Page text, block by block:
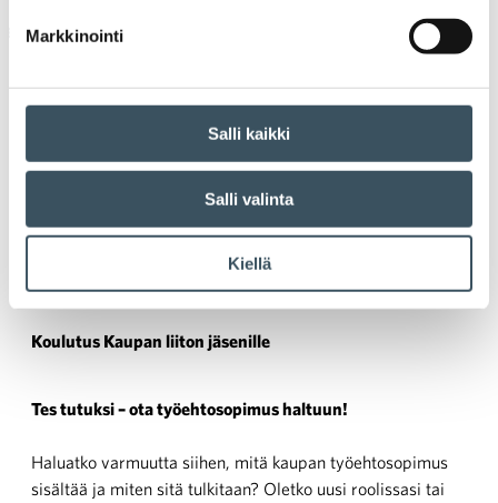
Markkinointi
Salli kaikki
Salli valinta
Kiellä
Kauppa kouluttaa sairauspoissaolo
Tes tutuksi – Poissaolot (osa
3.11. klo 9:00 — 3.11. klo 10:00
Paikka:Teams-webinaari
Koulutus Kaupan liiton jäsenille
Tes tutuksi – ota työehtosopimus haltuun!
Haluatko varmuutta siihen, mitä kaupan työehtosopimus
sisältää ja miten sitä tulkitaan? Oletko uusi roolissasi tai